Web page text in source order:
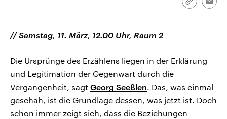
Link
// Samstag, 11. März, 12.00 Uhr, Raum 2
Die Ursprünge des Erzählens liegen in der Erklärung
und Legitimation der Gegenwart durch die
Vergangenheit, sagt Georg Seeßlen. Das, was einmal
geschah, ist die Grundlage dessen, was jetzt ist. Doch
schon immer zeigt sich, dass die Beziehungen